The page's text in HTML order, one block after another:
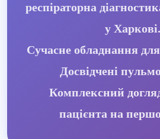
респіраторна
у Харкові.
Сучасне обладнання для
Досвідчені
Комплексний
пацієнта на